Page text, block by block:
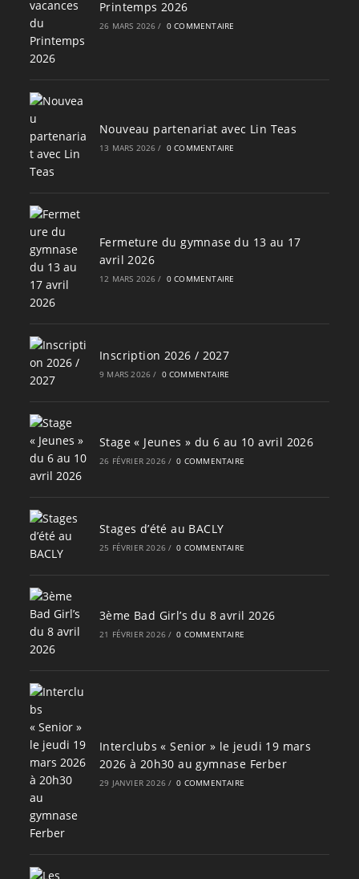
Printemps 2026
26 MARS 2026 / 0 COMMENTAIRE
Nouveau partenariat avec Lin Teas
13 MARS 2026 / 0 COMMENTAIRE
Fermeture du gymnase du 13 au 17
avril 2026
12 MARS 2026 / 0 COMMENTAIRE
Inscription 2026 / 2027
9 MARS 2026 / 0 COMMENTAIRE
Stage « Jeunes » du 6 au 10 avril 2026
26 FÉVRIER 2026 / 0 COMMENTAIRE
Stages d’été au BACLY
25 FÉVRIER 2026 / 0 COMMENTAIRE
3ème Bad Girl’s du 8 avril 2026
21 FÉVRIER 2026 / 0 COMMENTAIRE
Interclubs « Senior » le jeudi 19 mars
2026 à 20h30 au gymnase Ferber
29 JANVIER 2026 / 0 COMMENTAIRE